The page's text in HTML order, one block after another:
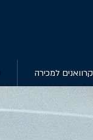
קרוואנים למכירה